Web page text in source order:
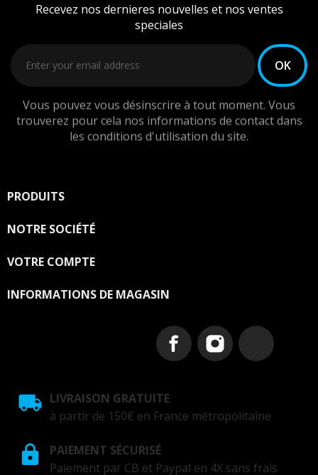
Recevez nos dernieres nouvelles et nos ventes
speciales
Vous pouvez vous désinscrire à tout moment. Vous
trouverez pour cela nos informations de contact dans
les conditions d'utilisation du site.
PRODUITS
NOTRE SOCIÉTÉ
VOTRE COMPTE
INFORMATIONS DE MAGASIN
LIVRAISON GRATUITE
à partir de 150€ en France métropolitaine
PAIEMENT SÉCURISÉ
Paiement par CB et Paypal en 4X sans frais